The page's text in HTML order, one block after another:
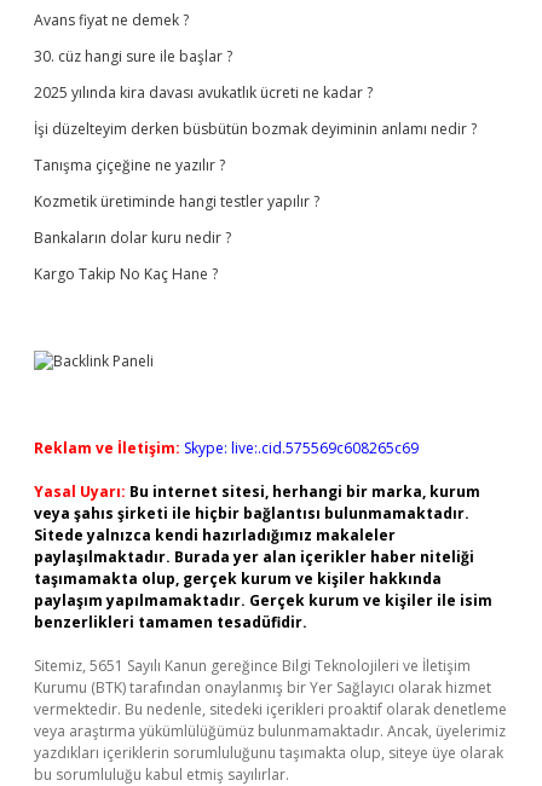
Avans fiyat ne demek ?
30. cüz hangi sure ile başlar ?
2025 yılında kira davası avukatlık ücreti ne kadar ?
İşi düzelteyim derken büsbütün bozmak deyiminin anlamı nedir ?
Tanışma çiçeğine ne yazılır ?
Kozmetik üretiminde hangi testler yapılır ?
Bankaların dolar kuru nedir ?
Kargo Takip No Kaç Hane ?
Reklam ve İletişim: Skype: live:.cid.575569c608265c69
Yasal Uyarı: Bu internet sitesi, herhangi bir marka, kurum
veya şahıs şirketi ile hiçbir bağlantısı bulunmamaktadır.
Sitede yalnızca kendi hazırladığımız makaleler
paylaşılmaktadır. Burada yer alan içerikler haber niteliği
taşımamakta olup, gerçek kurum ve kişiler hakkında
paylaşım yapılmamaktadır. Gerçek kurum ve kişiler ile isim
benzerlikleri tamamen tesadüfidir.
Sitemiz, 5651 Sayılı Kanun gereğince Bilgi Teknolojileri ve İletişim
Kurumu (BTK) tarafından onaylanmış bir Yer Sağlayıcı olarak hizmet
vermektedir. Bu nedenle, sitedeki içerikleri proaktif olarak denetleme
veya araştırma yükümlülüğümüz bulunmamaktadır. Ancak, üyelerimiz
yazdıkları içeriklerin sorumluluğunu taşımakta olup, siteye üye olarak
bu sorumluluğu kabul etmiş sayılırlar.